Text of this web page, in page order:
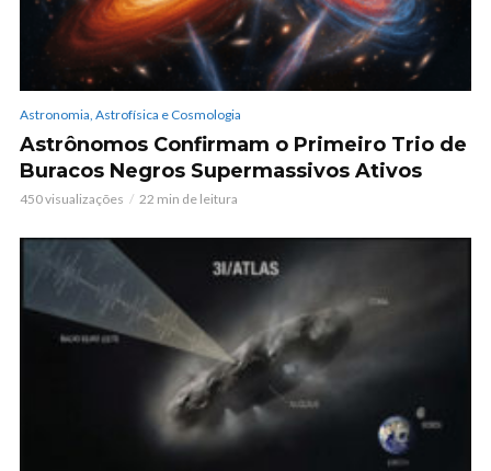
Astronomia, Astrofísica e Cosmologia
Astrônomos Confirmam o Primeiro Trio de
Buracos Negros Supermassivos Ativos
450 visualizações 22 min de leitura